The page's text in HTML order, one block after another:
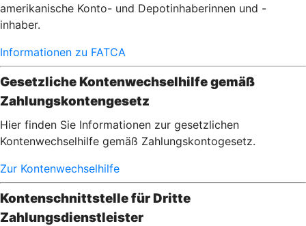
amerikanische Konto- und Depotinhaberinnen und -
inhaber.
Informationen zu FATCA
Gesetzliche Kontenwechselhilfe gemäß
Zahlungskontengesetz
Hier finden Sie Informationen zur gesetzlichen
Kontenwechselhilfe gemäß Zahlungskontogesetz.
Zur Kontenwechselhilfe
Kontenschnittstelle für Dritte
Zahlungsdienstleister